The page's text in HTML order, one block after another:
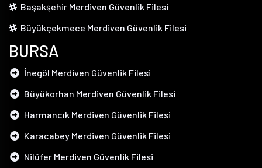
Başakşehir Merdiven Güvenlik Filesi
Büyükçekmece Merdiven Güvenlik Filesi
BURSA
İnegöl Merdiven Güvenlik Filesi
Büyükorhan Merdiven Güvenlik Filesi
Harmancık Merdiven Güvenlik Filesi
Karacabey Merdiven Güvenlik Filesi
Nilüfer Merdiven Güvenlik Filesi